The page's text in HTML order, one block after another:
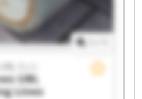
S.r.l.
UBL
Lines